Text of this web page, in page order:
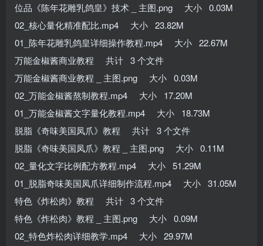
位品《陈年花雕乳鸽皇》技术 _ 主图.png 大小 0.03M
02_核心量化精准配比.mp4 大小 23.82M
01_陈年花雕乳鸽皇详细操作教程.mp4 大小 22.67M
万能金椒酱商业教程 共计 3 个文件
万能金椒酱商业教程 _ 主图.png 大小 0.03M
02_万能金椒酱熬制教程.mp4 大小 17.20M
01_万能金椒酱文字量化教程.mp4 大小 18.73M
脱脂《奇味美国凤爪》教程 共计 3 个文件
脱脂《奇味美国凤爪》教程 _ 主图.png 大小 0.11M
02_量化文字比例配方教程.mp4 大小 51.29M
01_脱脂奇味美国凤爪详细制作流程.mp4 大小 31.05M
特色《炸松肉》教程 共计 3 个文件
特色《炸松肉》教程 _ 主图.png 大小 0.09M
02_特色炸松肉详细教学.mp4 大小 29.97M